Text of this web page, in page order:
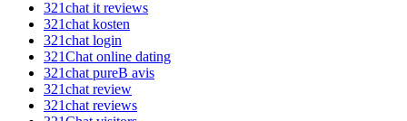
321chat it reviews
321chat kosten
321chat login
321Chat online dating
321chat pureВ avis
321chat review
321chat reviews